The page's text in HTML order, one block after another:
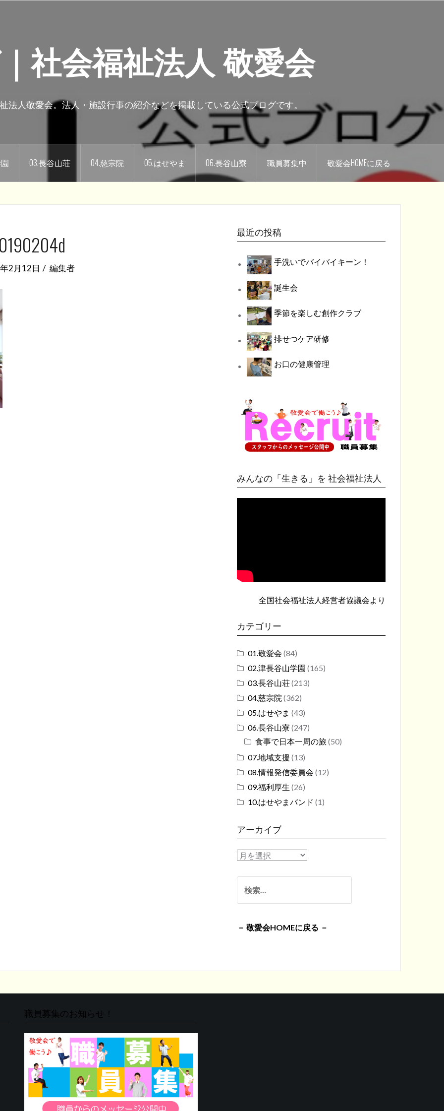
社会福祉法人 敬愛会
法人敬愛会。法人・施設行事の紹介などを掲載している公式ブログです。
03.長谷山荘 04.慈宗院 05.はせやま 06.長谷山寮 職員募集中 敬愛会HOMEに戻る
2月12日 編集者
最近の投稿
手洗いでバイバイキーン！
誕生会
季節を楽しむ創作クラブ
排せつケア研修
お口の健康管理
みんなの「生きる」を 社会福祉法人
全国社会福祉法人経営者協議会より
カテゴリー
01.敬愛会 (84)
02.津長谷山学園 (165)
03.長谷山荘(213)
04.慈宗院 (362)
05.はせやま (43)
06.長谷山寮 (247)
食事で日本一周の旅 (50)
07.地域支援 (13)
08.情報発信委員会 (12)
09.福利厚生 (26)
10.はせやまバンド (1)
アーカイブ
ア
カ
ブ
索:
－ 敬愛会HOMEに戻る －
職員募集のお知らせ！